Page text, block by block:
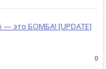
это БОМБА! [UPDATE]
0